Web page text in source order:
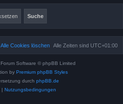
Alle Zeiten sind UTC+01:00
Alle Cookies löschen
Software © phpBB Limited
by Premium phpBB Styles
durch phpBB.de
| Nutzungsbedingungen